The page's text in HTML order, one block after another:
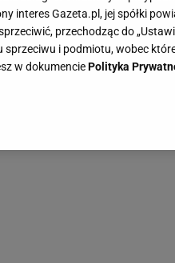
interes Gazeta.pl, jej spółki
przechodząc do
i podmiotu, wobec
w dokumenciePolityka
plików cookie
Możesz w każdej chwili